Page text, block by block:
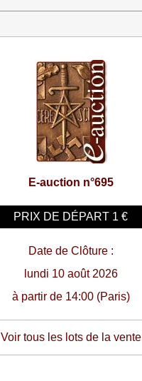
E-auction n°695
PRIX DE DÉPART 1 €
Date de Clôture :
lundi 10 août 2026
à partir de 14:00 (Paris)
Voir tous les lots de la vente